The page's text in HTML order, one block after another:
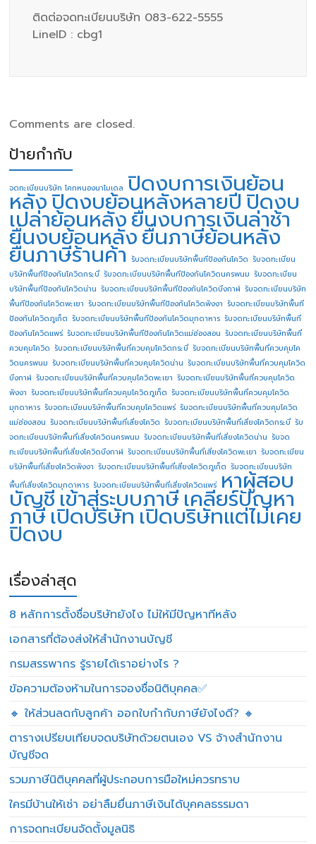
ติดต่อจดทะเบียนบริษัท 083-622-5555
LineID : cbg1
Comments are closed.
ป้ายกำกับ
จดทะเบียนบริษัท โคกหนองนาโมเดล ปิดงบการเงินย้อน
หลังปิดงบย้อนหลังหลายปี ปิดงบ
เปล่าย้อนหลังยื่นงบการเงินล่าช้า
ยื่นงบย้อนหลังยื่นภาษีย้อนหลัง
ยื่นภาษีร้านค้า รับจดทะเบียนบริษัทพื้นทีป้องกันโควิด รับจดทะเบียน
บริษัทพื้นทีป้องกันโควิดกระบี่ รับจดทะเบียนบริษัทพื้นทีป้องกันโควิดนครพนม รับจดทะเบียน
บริษัทพื้นทีป้องกันโควิดน่าน รับจดทะเบียนบริษัทพื้นทีป้องกันโควิดบึงกาฬ รับจดทะเบียนบริษัท
พื้นทีป้องกันโควิดพะเยา รับจดทะเบียนบริษัทพื้นทีป้องกันโควิดพังงา รับจดทะเบียนบริษัทพื้นที
ป้องกันโควิดภูเก็ต รับจดทะเบียนบริษัทพื้นทีป้องกันโควิดมุกดาหาร รับจดทะเบียนบริษัทพื้นที
ป้องกันโควิดแพร่ รับจดทะเบียนบริษัทพื้นทีป้องกันโควิดแม่ฮ่องสอน รับจดทะเบียนบริษัทพื้นที่
ควบคุมโควิด รับจดทะเบียนบริษัทพื้นที่ควบคุมโควิดกระบี่ รับจดทะเบียนบริษัทพื้นที่ควบคุมโค
วิดนครพนม รับจดทะเบียนบริษัทพื้นที่ควบคุมโควิดน่าน รับจดทะเบียนบริษัทพื้นที่ควบคุมโควิด
บึงกาฬ รับจดทะเบียนบริษัทพื้นที่ควบคุมโควิดพะเยา รับจดทะเบียนบริษัทพื้นที่ควบคุมโควิด
พังงา รับจดทะเบียนบริษัทพื้นที่ควบคุมโควิดภูเก็ต รับจดทะเบียนบริษัทพื้นที่ควบคุมโควิด
มุกดาหาร รับจดทะเบียนบริษัทพื้นที่ควบคุมโควิดแพร่ รับจดทะเบียนบริษัทพื้นที่ควบคุมโควิด
แม่ฮ่องสอน รับจดทะเบียนบริษัทพื้นที่เสี่ยงโควิด รับจดทะเบียนบริษัทพื้นที่เสี่ยงโควิดกระบี่ รับ
จดทะเบียนบริษัทพื้นที่เสี่ยงโควิดนครพนม รับจดทะเบียนบริษัทพื้นที่เสี่ยงโควิดน่าน รับจด
ทะเบียนบริษัทพื้นที่เสี่ยงโควิดบึงกาฬ รับจดทะเบียนบริษัทพื้นที่เสี่ยงโควิดพะเยา รับจดทะเบียน
บริษัทพื้นที่เสี่ยงโควิดพังงา รับจดทะเบียนบริษัทพื้นที่เสี่ยงโควิดภูเก็ต รับจดทะเบียนบริษัท
พื้นที่เสี่ยงโควิดมุกดาหาร รับจดทะเบียนบริษัทพื้นที่เสี่ยงโควิดแพร่ หาผู้สอบ
บัญชี เข้าสู่ระบบภาษี เคลียร์ปัญหา
ภาษีเปิดบริษัทเปิดบริษัทแต่ไม่เคย
ปิดงบ
เรื่องล่าสุด
8 หลักการตั้งชื่อบริษัทยังไง ไม่ให้มีปัญหาทีหลัง
เอกสารที่ต้องส่งให้สำนักงานบัญชี
กรมสรรพากร รู้รายได้เราอย่างไร ?
ข้อความต้องห้ามในการจองชื่อนิติบุคคล✅
🔸 ให้ส่วนลดกับลูกค้า ออกใบกำกับภาษียังไงดี? 🔸
ตารางเปรียบเทียบจดบริษัทด้วยตนเอง VS จ้างสำนักงาน
บัญชีจด
รวมภาษีนิติบุคคลที่ผู้ประกอบการมือใหม่ควรทราบ
ใครมีบ้านให้เช่า อย่าลืมยื่นภาษีเงินได้บุคคลธรรมดา
การจดทะเบียนจัดตั้งมูลนิธิ